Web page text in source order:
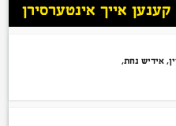
אייך אינטערסירן
אידיש נחת,